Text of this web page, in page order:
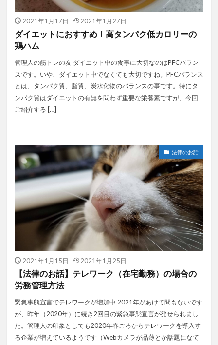
2021年1月17日 2021年1月27日
ダイエットにおすすめ！高タンパク低カロリーの
鶏ハム
管理人の筋トレの友 ダイエット中の食事に大切なのはPFCバラン
スです。いや、ダイエット中でなくても大切ですね。PFCバランス
とは、タンパク質、脂質、炭水化物のバランスの事です。特にタ
ンパク質はダイエットの有無を問わず重要な栄養素ですが、今回
ご紹介する […]
法律のお話
2021年1月15日 2021年1月25日
【法律のお話】テレワーク（在宅勤務）の場合の
労務管理方法
緊急事態宣言でテレワークが増加中 2021年があけて間もないです
が、昨年（2020年）に続き2回目の緊急事態宣言が発せられまし
た。管理人の印象としても2020年春ごろからテレワークを導入す
る企業が増えているようです（Webカメラが品薄とか話題になて